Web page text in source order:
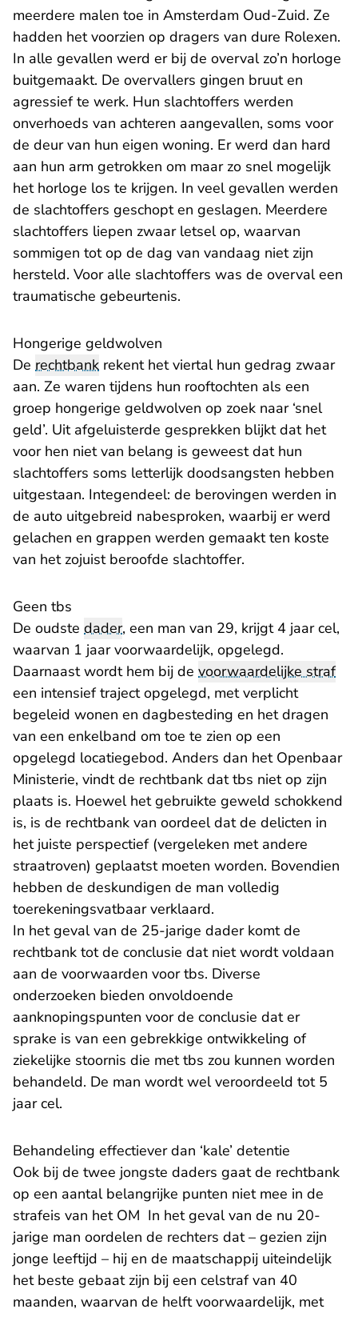
meerdere malen toe in Amsterdam Oud-Zuid. Ze
hadden het voorzien op dragers van dure Rolexen.
In alle gevallen werd er bij de overval zo’n horloge
buitgemaakt. De overvallers gingen bruut en
agressief te werk. Hun slachtoffers werden
onverhoeds van achteren aangevallen, soms voor
de deur van hun eigen woning. Er werd dan hard
aan hun arm getrokken om maar zo snel mogelijk
het horloge los te krijgen. In veel gevallen werden
de slachtoffers geschopt en geslagen. Meerdere
slachtoffers liepen zwaar letsel op, waarvan
sommigen tot op de dag van vandaag niet zijn
hersteld. Voor alle slachtoffers was de overval een
traumatische gebeurtenis.
Hongerige geldwolven
De rechtbank rekent het viertal hun gedrag zwaar
aan. Ze waren tijdens hun rooftochten als een
groep hongerige geldwolven op zoek naar ‘snel
geld’. Uit afgeluisterde gesprekken blijkt dat het
voor hen niet van belang is geweest dat hun
slachtoffers soms letterlijk doodsangsten hebben
uitgestaan. Integendeel: de berovingen werden in
de auto uitgebreid nabesproken, waarbij er werd
gelachen en grappen werden gemaakt ten koste
van het zojuist beroofde slachtoffer.
Geen tbs
De oudste dader, een man van 29, krijgt 4 jaar cel,
waarvan 1 jaar voorwaardelijk, opgelegd.
Daarnaast wordt hem bij de voorwaardelijke straf
een intensief traject opgelegd, met verplicht
begeleid wonen en dagbesteding en het dragen
van een enkelband om toe te zien op een
opgelegd locatiegebod. Anders dan het Openbaar
Ministerie, vindt de rechtbank dat tbs niet op zijn
plaats is. Hoewel het gebruikte geweld schokkend
is, is de rechtbank van oordeel dat de delicten in
het juiste perspectief (vergeleken met andere
straatroven) geplaatst moeten worden. Bovendien
hebben de deskundigen de man volledig
toerekeningsvatbaar verklaard.
In het geval van de 25-jarige dader komt de
rechtbank tot de conclusie dat niet wordt voldaan
aan de voorwaarden voor tbs. Diverse
onderzoeken bieden onvoldoende
aanknopingspunten voor de conclusie dat er
sprake is van een gebrekkige ontwikkeling of
ziekelijke stoornis die met tbs zou kunnen worden
behandeld. De man wordt wel veroordeeld tot 5
jaar cel.
Behandeling effectiever dan ‘kale’ detentie
Ook bij de twee jongste daders gaat de rechtbank
op een aantal belangrijke punten niet mee in de
strafeis van het OM In het geval van de nu 20-
jarige man oordelen de rechters dat – gezien zijn
jonge leeftijd – hij en de maatschappij uiteindelijk
het beste gebaat zijn bij een celstraf van 40
maanden, waarvan de helft voorwaardelijk, met